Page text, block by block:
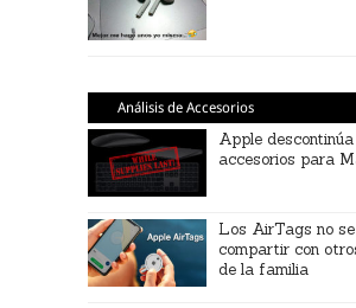
Análisis de Accesorios
Apple
accesorios para
Los AirTags no
compartir con
de la familia